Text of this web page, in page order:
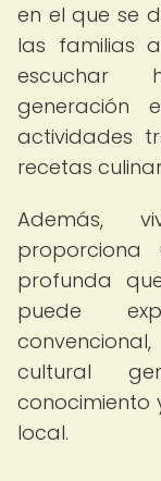
en el que se
las familias
escuchar
generación
actividades
recetas
Además,
proporciona
profunda
puede
cultural
conocimiento
local.